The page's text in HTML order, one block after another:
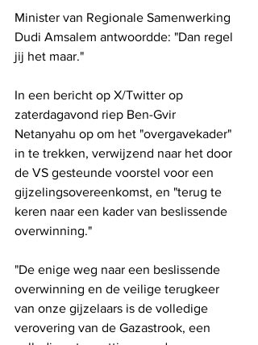
Minister van Regionale Samenwerking
Dudi Amsalem antwoordde: "Dan regel
jij het maar."
In een bericht op X/Twitter op
zaterdagavond riep Ben-Gvir
Netanyahu op om het "overgavekader"
in te trekken, verwijzend naar het door
de VS gesteunde voorstel voor een
gijzelingsovereenkomst, en "terug te
keren naar een kader van beslissende
overwinning."
"De enige weg naar een beslissende
overwinning en de veilige terugkeer
van onze gijzelaars is de volledige
verovering van de Gazastrook, een